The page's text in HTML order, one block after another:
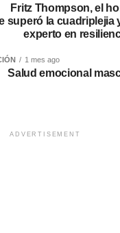
Fritz Thompson, el
superó la cuadriplejia
experto en
1 mes ago
Salud emocional
ADVERTISEMENT